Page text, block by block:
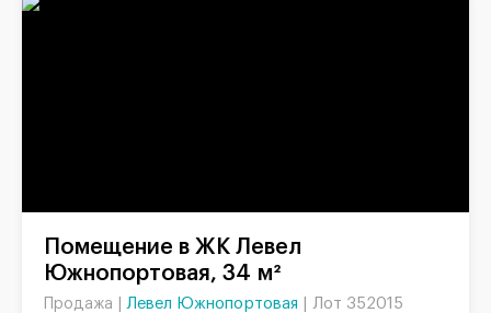
Южнопортовая, 34 м²
Продажа | Левел Южнопортовая Лот 352015